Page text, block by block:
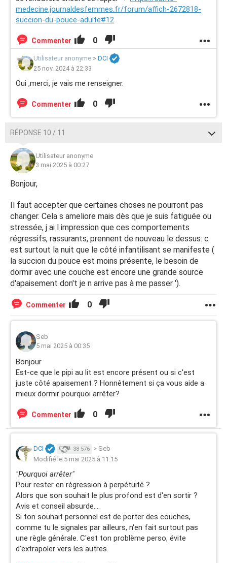
medecine.journaldesfemmes.fr/forum/affich-2672818-
succion-du-pouce-adulte#12
Commenter 0
Utilisateur anonyme > DCI
25 nov. 2024 à 22:33
Oui ,merci, je vais me renseigner.
Commenter 0
RÉPONSE 10 / 11
Utilisateur anonyme
3 mai 2025 à 00:27
Bonjour,
Il faut accepter que certaines choses ne pourront pas
changer. Cela s ameliore mais dès que je suis fatiguée ou
stressée, j ai l impression que ces comportements
régressifs, rassurants, prennent de nouveau le dessus: c
est surtout la nuit que le côté infantilisant se manifeste (
la succion du pouce est moins présente, le besoin de
dormir avec une couche est encore une grande source
d'apaisement don't je n arrive pas à me passer ').
Commenter 0
Seb
5 mai 2025 à 00:35
Bonjour
Est-ce que le pipi au lit est encore présent ou si c'est
juste côté apaisement ? Honnêtement si ça vous aide a
mieux dormir pourquoi arrêter?
Commenter 0
DCI 38 576 > Seb
Modifié le 5 mai 2025 à 11:15
"Pourquoi arrêter"
Pour rester en régression à perpétuité ?
Alors que son souhait le plus profond est d'en sortir ?
Avis et conseil absurde....
Si ton souhait personnel est de porter des couches,
comme tu le signales par ailleurs, n'en fait surtout pas
une règle générale. C'est ton problème perso, évite
d'extrapoler vers les autres.